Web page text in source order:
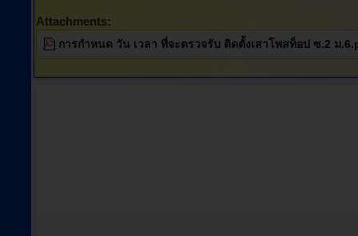
Attachments:
การกำหนด วัน เวลา ที่จะตรวจรับ ติดตั้งเสาโพสท็อป ซ.2 ม